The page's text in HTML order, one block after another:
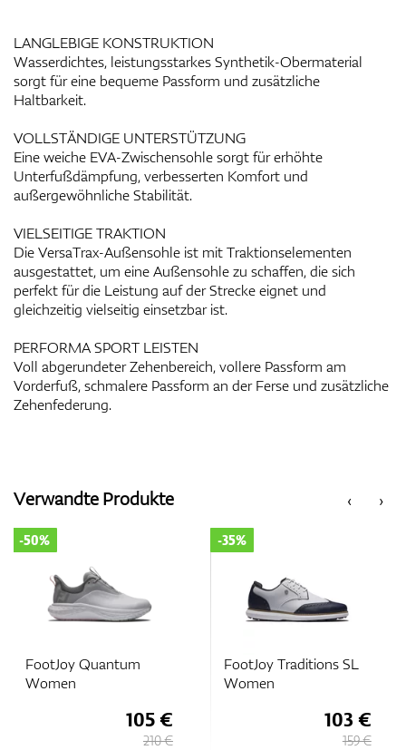
LANGLEBIGE KONSTRUKTION
Wasserdichtes, leistungsstarkes Synthetik-Obermaterial
sorgt für eine bequeme Passform und zusätzliche
Haltbarkeit.
VOLLSTÄNDIGE UNTERSTÜTZUNG
Eine weiche EVA-Zwischensohle sorgt für erhöhte
Unterfußdämpfung, verbesserten Komfort und
außergewöhnliche Stabilität.
VIELSEITIGE TRAKTION
Die VersaTrax-Außensohle ist mit Traktionselementen
ausgestattet, um eine Außensohle zu schaffen, die sich
perfekt für die Leistung auf der Strecke eignet und
gleichzeitig vielseitig einsetzbar ist.
PERFORMA SPORT LEISTEN
Voll abgerundeter Zehenbereich, vollere Passform am
Vorderfuß, schmalere Passform an der Ferse und zusätzliche
Zehenfederung.
‹
Verwandte Produkte ›
FootJoy Quantum
Women
-50%
105 €
210 €
FootJoy Traditions SL
Women
-35%
103 €
159 €